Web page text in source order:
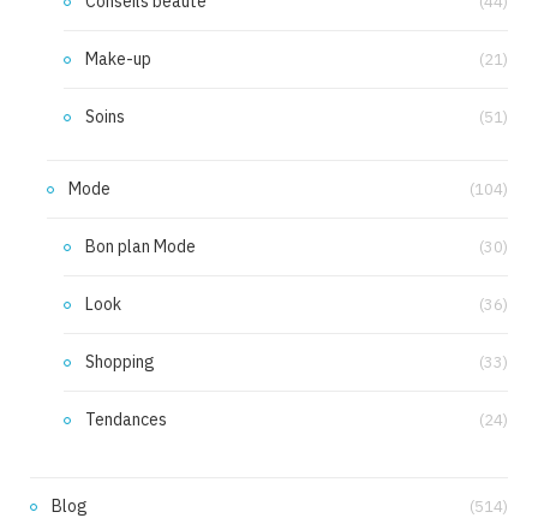
Make-up (21)
Soins (51)
Mode (104)
Bon plan Mode (30)
Look (36)
Shopping (33)
Tendances (24)
Blog (514)